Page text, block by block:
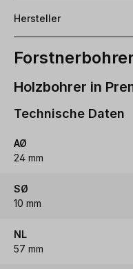
Hersteller
Holzbohrer in
Technische Daten
AØ
24 mm
SØ
10 mm
NL
57 mm